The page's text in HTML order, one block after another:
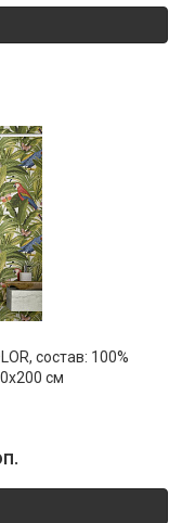
состав: 100%
см